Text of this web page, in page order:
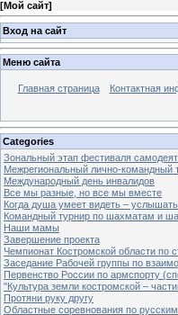
[Мой сайт]
Вход на сайт
Меню сайта
Главная страница Контактная
Categories
Зональный этап фестиваля
Межрегиональный лично-
Международный день инвалидов
Все мы разные, но все мы вместе
Когда душа умеет видеть –
Командный турнир по шахматам и
Наши мамы
Завершение проекта
Чемпионат Костромской области по
Заседание Рабочей группы по
Первенство России по армспорту
"Культура земли костромской –
Протяни руку другу
Областные соревнования по